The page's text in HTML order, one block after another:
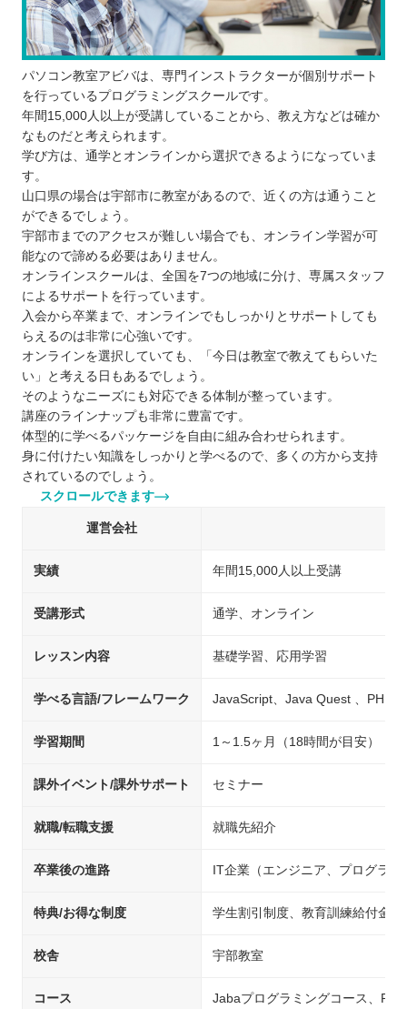
パソコン教室アビバは、専門インストラクターが個別サポート
を行っているプログラミングスクールです。
年間15,000人以上が受講していることから、教え方などは確か
なものだと考えられます。
学び方は、通学とオンラインから選択できるようになっていま
す。
山口県の場合は宇部市に教室があるので、近くの方は通うこと
ができるでしょう。
宇部市までのアクセスが難しい場合でも、オンライン学習が可
能なので諦める必要はありません。
オンラインスクールは、全国を7つの地域に分け、専属スタッフ
によるサポートを行っています。
入会から卒業まで、オンラインでもしっかりとサポートしても
らえるのは非常に心強いです。
オンラインを選択していても、「今日は教室で教えてもらいた
い」と考える日もあるでしょう。
そのようなニーズにも対応できる体制が整っています。
講座のラインナップも非常に豊富です。
体型的に学べるパッケージを自由に組み合わせられます。
身に付けたい知識をしっかりと学べるので、多くの方から支持
されているのでしょう。
スクロールできます
運営会社
実績 年間15,000人以上受講
受講形式 通学、オンライン
レッスン内容 基礎学習、応用学習
学べる言語/フレームワーク JavaScript、Java Quest 、PHP
学習期間 1～1.5ヶ月（18時間が目安）
課外イベント/課外サポート セミナー
就職/転職支援 就職先紹介
卒業後の進路 IT企業（エンジニア、プログラ
特典/お得な制度 学生割引制度、教育訓練給付金制
校舎 宇部教室
コース Jabaプログラミングコース、